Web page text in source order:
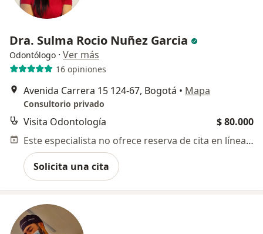
Dra. Sulma Rocio Nuñez Garcia
Odontólogo · Ver más
16 opiniones
Avenida Carrera 15 124-67, Bogotá • Mapa
Consultorio privado
Visita Odontología
$ 80.000
Este especialista no ofrece reserva de cita en línea en esta dirección.
Solicita una cita